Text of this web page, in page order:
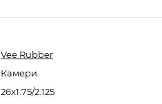
Vee Rubber
Камери
26x1.75/2.125